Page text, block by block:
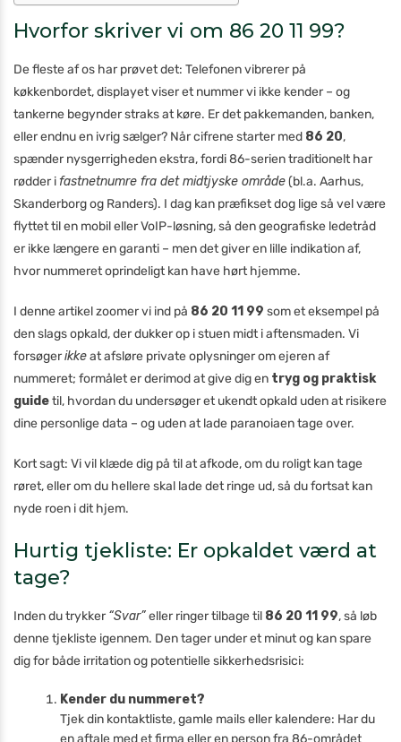
Hvorfor skriver vi om 86 20 11 99?
De fleste af os har prøvet det: Telefonen vibrerer på
køkkenbordet, displayet viser et nummer vi ikke kender – og
tankerne begynder straks at køre. Er det pakkemanden, banken,
eller endnu en ivrig sælger? Når cifrene starter med 86 20,
spænder nysgerrigheden ekstra, fordi 86-serien traditionelt har
rødder ifastnetnumre fra det midtjyske område(bl.a. Aarhus,
Skanderborg og Randers). I dag kan præfikset dog lige så vel være
flyttet til en mobil eller VoIP-løsning, så den geografiske ledetråd
er ikke længere en garanti – men det giver en lille indikation af,
hvor nummeret oprindeligt kan have hørt hjemme.
I denne artikel zoomer vi ind på 86 20 11 99 som et eksempel på
den slags opkald, der dukker op i stuen midt i aftensmaden. Vi
forsøgerikkeat afsløre private oplysninger om ejeren af
nummeret; formålet er derimod at give dig en tryg og praktisk
guidetil, hvordan du undersøger et ukendt opkald uden at risikere
dine personlige data – og uden at lade paranoiaen tage over.
Kort sagt: Vi vil klæde dig på til at afkode, om du roligt kan tage
røret, eller om du hellere skal lade det ringe ud, så du fortsat kan
nyde roen i dit hjem.
Hurtig tjekliste: Er opkaldet værd at
tage?
Inden du trykker“Svar”eller ringer tilbage til 86 20 11 99, så løb
denne tjekliste igennem. Den tager under et minut og kan spare
dig for både irritation og potentielle sikkerheds­risici:
Kender du nummeret?
Tjek din kontaktliste, gamle mails eller kalendere: Har du
en aftale med et firma eller en person fra 86-området